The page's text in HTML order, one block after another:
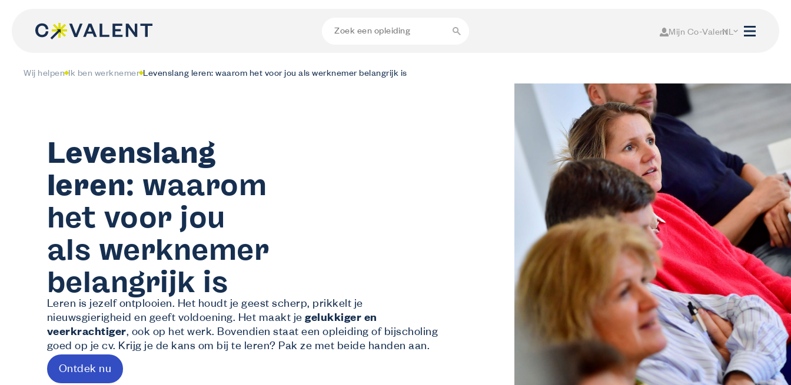
Mijn Co-ValentNL
Wij helpen Ik ben werknemer Levenslang leren: waarom het voor jou als werknemer belangrijk is
Levenslang
leren: waarom
het voor jou
als werknemer
belangrijk is
Leren is jezelf ontplooien. Het houdt je geest scherp, prikkelt je
nieuwsgierigheid en geeft voldoening. Het maakt je gelukkiger en
veerkrachtiger, ook op het werk. Bovendien staat een opleiding of bijscholing
goed op je cv. Krijg je de kans om bij te leren? Pak ze met beide handen aan.
Ontdek nu